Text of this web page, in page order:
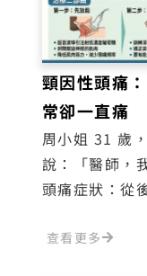
頸因性頭痛
常卻一直痛
周小姐 31 歲
說：「醫師，
頭痛症狀：從
查看更多